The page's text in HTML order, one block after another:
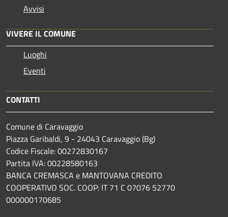
Avvisi
VIVERE IL COMUNE
Luoghi
Eventi
CONTATTI
Comune di Caravaggio
Piazza Garibaldi, 9 - 24043 Caravaggio (Bg)
Codice Fiscale: 00272830167
Partita IVA: 00228580163
BANCA CREMASCA e MANTOVANA CREDITO
COOPERATIVO SOC. COOP: IT 71 C 07076 52770
000000170685